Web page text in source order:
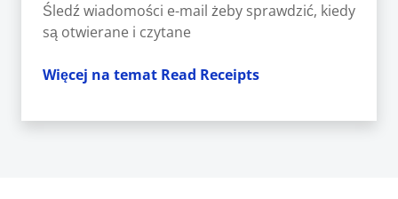
Śledź wiadomości e-mail żeby sprawdzić, kiedy
są otwierane i czytane
Więcej na temat Read Receipts